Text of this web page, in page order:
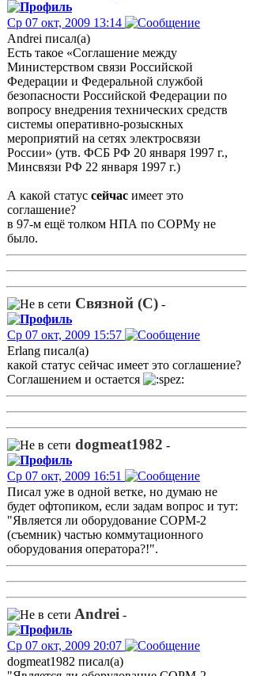
Ср 07 окт, 2009 13:14
Andrei писал(а)
Есть такое «Соглашение между
Министерством связи Российской
Федерации и Федеральной службой
безопасности Российской Федерации по
вопросу внедрения технических средств
системы оперативно-розыскных
мероприятий на сетях электросвязи
России» (утв. ФСБ РФ 20 января 1997 г.,
Минсвязи РФ 22 января 1997 г.)
А какой статус сейчас имеет это
соглашение?
в 97-м ещё толком НПА по СОРМу не
было.
Связной (С) -
Ср 07 окт, 2009 15:57
Erlang писал(а)
какой статус сейчас имеет это соглашение?
Соглашением и остается
dogmeat1982 -
Ср 07 окт, 2009 16:51
Писал уже в одной ветке, но думаю не
будет офтопиком, если задам вопрос и тут:
"Является ли оборудование СОРМ-2
(съемник) частью коммутационного
оборудования оператора?!".
Andrei -
Ср 07 окт, 2009 20:07
dogmeat1982 писал(а)